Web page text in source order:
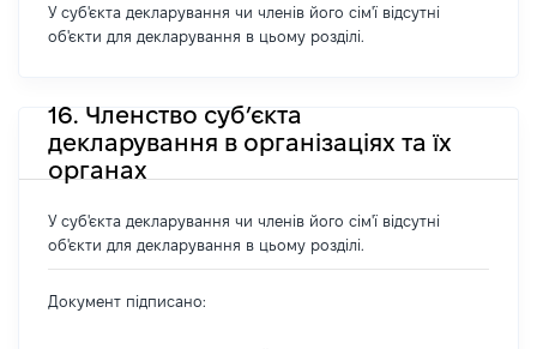
У суб'єкта декларування чи членів його сім'ї відсутні
об'єкти для декларування в цьому розділі.
16. Членство суб’єкта
декларування в організаціях та їх
органах
У суб'єкта декларування чи членів його сім'ї відсутні
об'єкти для декларування в цьому розділі.
Документ підписано: